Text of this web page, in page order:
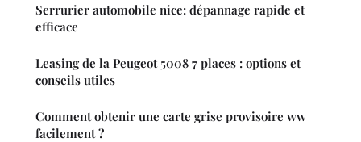
Serrurier automobile nice: dépannage rapide et
efficace
Leasing de la Peugeot 5008 7 places : options et
conseils utiles
Comment obtenir une carte grise provisoire ww
facilement ?